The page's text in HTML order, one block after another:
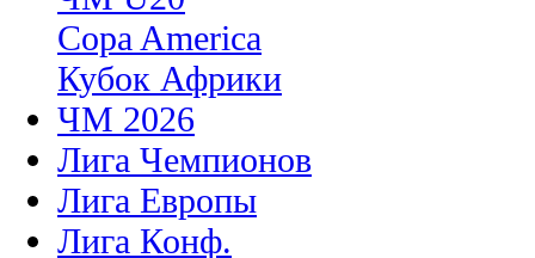
Copa America
Кубок Африки
ЧМ 2026
Лига Чемпионов
Лига Европы
Лига Конф.